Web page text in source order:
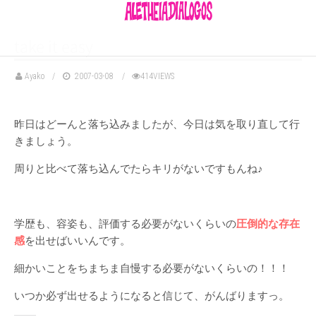
Ayako 2007-03-08 414VIEWS
昨日はどーんと落ち込みましたが、今日は気を取り直して行
きましょう。
周りと比べて落ち込んでたらキリがないですもんね♪
学歴も、容姿も、評価する必要がないくらいの圧倒的な存在
感を出せばいいんです。
細かいことをちまちま自慢する必要がないくらいの！！！
いつか必ず出せるようになると信じて、がんばりますっ。